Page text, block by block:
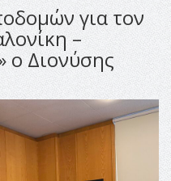
για τον
–
ο Διονύσης